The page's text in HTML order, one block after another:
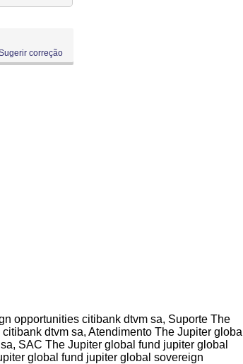
correção
opportunities citibank dtvm sa, Suporte The
dtvm sa, Atendimento The Jupiter global
SAC The Jupiter global fund jupiter global
global fund jupiter global sovereign